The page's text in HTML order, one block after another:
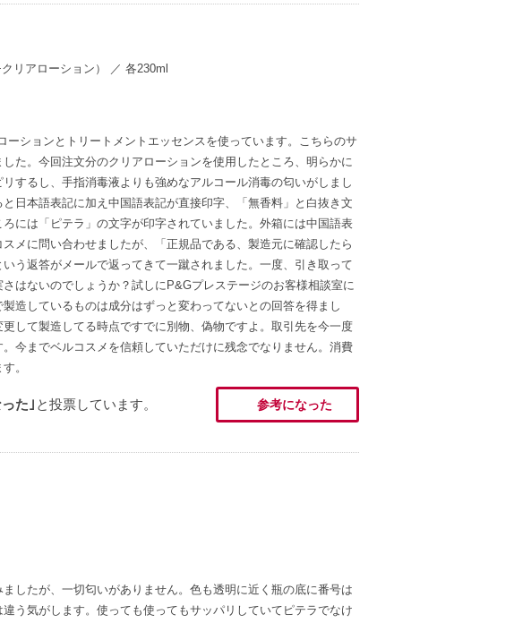
リアローション） ／ 各230ml
ーションとトリートメントエッセンスを使っています。こちらのサ
た。今回注文分のクリアローションを使用したところ、明らかに
するし、手指消毒液よりも強めなアルコール消毒の匂いがしまし
日本語表記に加え中国語表記が直接印字、「無香料」と白抜き文
には「ピテラ」の文字が印字されていました。外箱には中国語表
メに問い合わせましたが、「正規品である、製造元に確認したら
う返答がメールで返ってきて一蹴されました。一度、引き取って
はないのでしょうか？試しにP&Gプレステージのお客様相談室に
造しているものは成分はずっと変わってないとの回答を得まし
して製造してる時点ですでに別物、偽物ですよ。取引先を今一度
今までベルコスメを信頼していただけに残念でなりません。消費
。
た｣ と投票しています。 参考になった
したが、一切匂いがありません。色も透明に近く瓶の底に番号は
う気がします。使っても使ってもサッパリしていてピテラでなけ